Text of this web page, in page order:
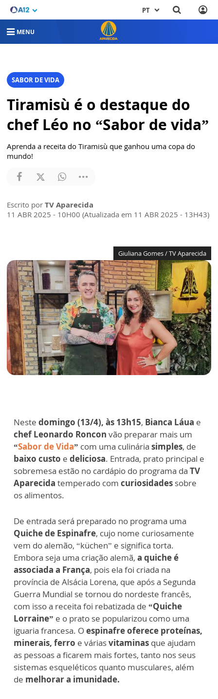
PT
MENU
SABOR DE VIDA
Tiramisù é o destaque do
chef Léo no “Sabor de vida”
Aprenda a receita do Tiramisù que ganhou uma copa do
mundo!
Escrito por TV Aparecida
11 ABR 2025 - 10H00 (Atualizada em 11 ABR 2025 - 13H43)
Giuliana Gomes / TV Aparecida
Neste domingo (13/4), às 13h15, Bianca Láua e
chef Leonardo Roncon vão preparar mais um
“Sabor de Vida” com uma culinária simples, de
baixo custo e deliciosa. Entrada, prato principal e
sobremesa estão no cardápio do programa da TV
Aparecida temperado com curiosidades sobre
os alimentos.
De entrada será preparado no programa uma
Quiche de Espinafre, cujo nome curiosamente
vem do alemão, “küchen” e significa torta.
Embora seja uma criação alemã, a quiche é
associada a França, pois ela foi criada na
província de Alsácia Lorena, que após a Segunda
Guerra Mundial se tornou do nordeste francês,
com isso a receita foi rebatizada de “Quiche
Lorraine” e o prato se popularizou como uma
iguaria francesa. Oespinafre oferece proteínas,
minerais, ferro e váriasvitaminas que ajudam
as pessoas a ficarem mais fortes, tanto nos seus
sistemas esqueléticos quanto musculares, além
de melhorar a imunidade.